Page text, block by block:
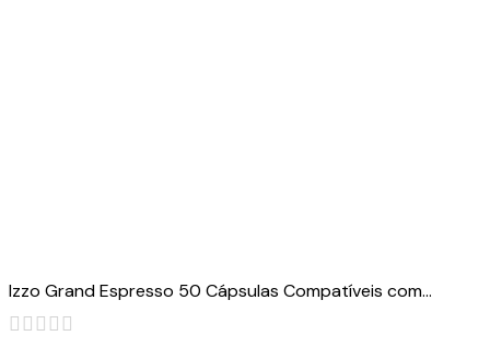
Izzo Grand Espresso 50 Cápsulas Compatíveis com...